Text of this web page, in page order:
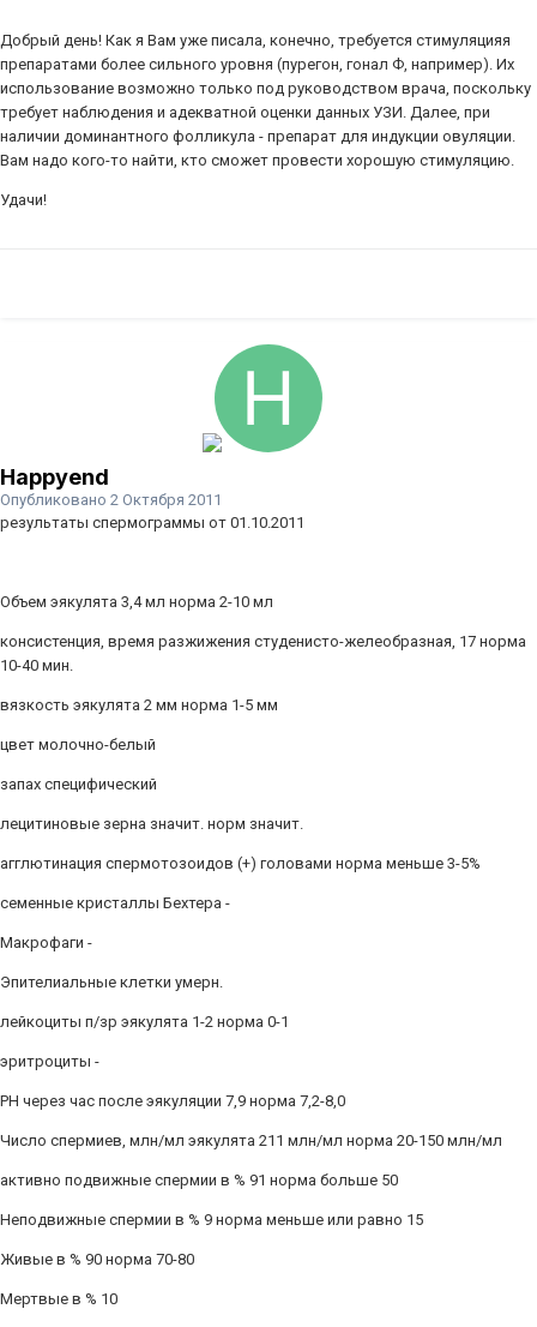
Добрый день! Как я Вам уже писала, конечно, требуется стимуляцияя
препаратами более сильного уровня (пурегон, гонал Ф, например). Их
использование возможно только под руководством врача, поскольку
требует наблюдения и адекватной оценки данных УЗИ. Далее, при
наличии доминантного фолликула - препарат для индукции овуляции.
Вам надо кого-то найти, кто сможет провести хорошую стимуляцию.
Удачи!
Happyend
Опубликовано 2 Октября 2011
результаты спермограммы от 01.10.2011
Объем эякулята 3,4 мл норма 2-10 мл
консистенция, время разжижения студенисто-желеобразная, 17 норма
10-40 мин.
вязкость эякулята 2 мм норма 1-5 мм
цвет молочно-белый
запах специфический
лецитиновые зерна значит. норм значит.
агглютинация спермотозоидов (+) головами норма меньше 3-5%
семенные кристаллы Бехтера -
Макрофаги -
Эпителиальные клетки умерн.
лейкоциты п/зр эякулята 1-2 норма 0-1
эритроциты -
РН через час после эякуляции 7,9 норма 7,2-8,0
Число спермиев, млн/мл эякулята 211 млн/мл норма 20-150 млн/мл
активно подвижные спермии в % 91 норма больше 50
Неподвижные спермии в % 9 норма меньше или равно 15
Живые в % 90 норма 70-80
Мертвые в % 10